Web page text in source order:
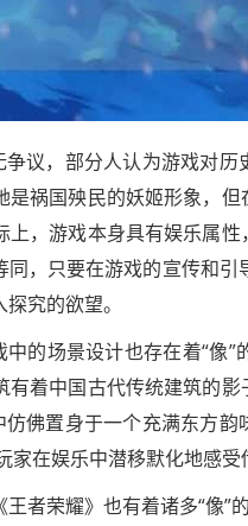
争议，部分人认为游戏对
是祸国殃民的妖姬形象，
上，游戏本身具有娱乐属
同，只要在游戏的宣传和
究的欲望。
中的场景设计也存在着“像
有着中国古代传统建筑的
仿佛置身于一个充满东方
在娱乐中潜移默化地感受
者荣耀》也有着诸多“像”